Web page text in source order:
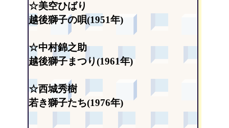
☆美空ひばり
越後獅子の唄(1951年)
☆中村錦之助
越後獅子まつり(1961年)
☆西城秀樹
若き獅子たち(1976年)